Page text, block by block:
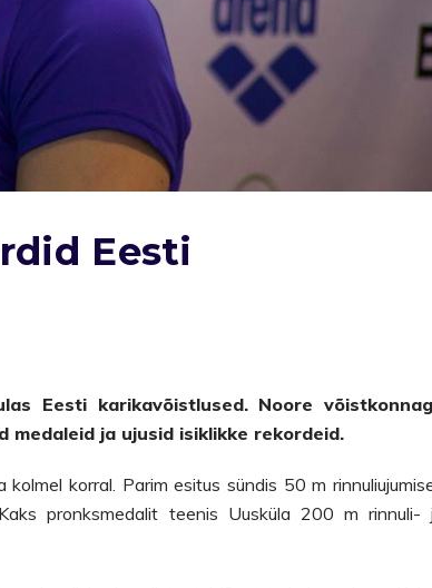
Eesti
Eesti karikavõistlused. Noore
ja ujusid isiklikke rekordeid.
kolmel korral. Parim esitus sündis 50 m
pronksmedalit teenis Uusküla 200 m rinnuli-